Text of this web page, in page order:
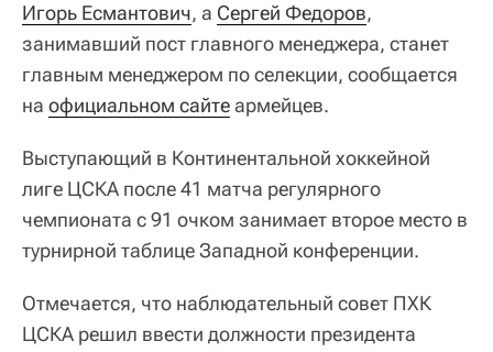
Игорь Есмантович, а Сергей Федоров,
занимавший пост главного менеджера, станет
главным менеджером по селекции, сообщается
на официальном сайтеармейцев.
Выступающий в Континентальной хоккейной
лиге ЦСКА после 41 матча регулярного
чемпионата с 91 очком занимает второе место в
турнирной таблице Западной конференции.
Отмечается, что наблюдательный совет ПХК
ЦСКА решил ввести должности президента